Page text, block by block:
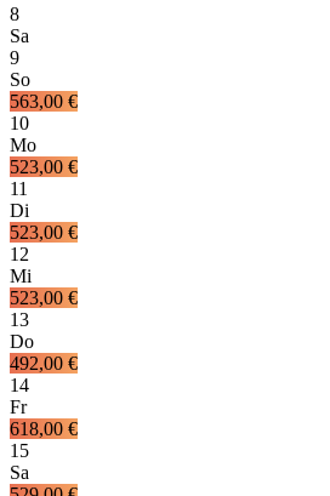
8
Sa
9
So
563,00 €
10
Mo
523,00 €
11
Di
523,00 €
12
Mi
523,00 €
13
Do
492,00 €
14
Fr
618,00 €
15
Sa